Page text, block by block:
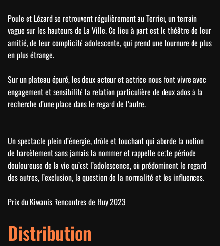
Poule et Lézard se retrouvent régulièrement au Terrier, un terrain
vague sur les hauteurs de La Ville. Ce lieu à part est le théâtre de leur
amitié, de leur complicité adolescente, qui prend une tournure de plus
en plus étrange.
Sur un plateau épuré, les deux acteur et actrice nous font vivre avec
engagement et sensibilité la relation particulière de deux ados à la
recherche d’une place dans le regard de l’autre.
Un spectacle plein d’énergie, drôle et touchant qui aborde la notion
de harcèlement sans jamais la nommer et rappelle cette période
douloureuse de la vie qu’est l’adolescence, où prédominent le regard
des autres, l’exclusion, la question de la normalité et les influences.
Prix du Kiwanis Rencontres de Huy 2023
Distribution